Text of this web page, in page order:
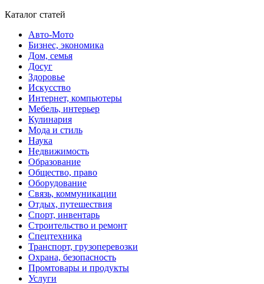
Каталог статей
Авто-Мото
Бизнес, экономика
Дом, семья
Досуг
Здоровье
Искусство
Интернет, компьютеры
Мебель, интерьер
Кулинария
Мода и стиль
Наука
Недвижимость
Образование
Общество, право
Оборудование
Связь, коммуникации
Отдых, путешествия
Спорт, инвентарь
Строительство и ремонт
Спецтехника
Транспорт, грузоперевозки
Охрана, безопасность
Промтовары и продукты
Услуги